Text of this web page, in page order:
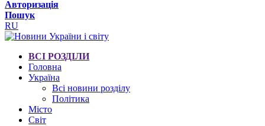
Авторизація
Пошук
RU
ВСІ РОЗДІЛИ
Головна
Україна
Всі новини розділу
Політика
Місто
Світ